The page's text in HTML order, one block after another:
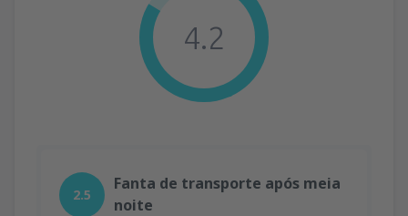
4.2
2.5
Fanta de transporte após meia
noite